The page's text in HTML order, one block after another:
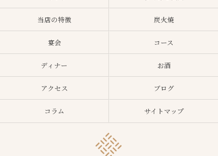
当店の特徴 炭火焼
宴会 コース
ディナー お酒
アクセス ブログ
コラム サイトマップ